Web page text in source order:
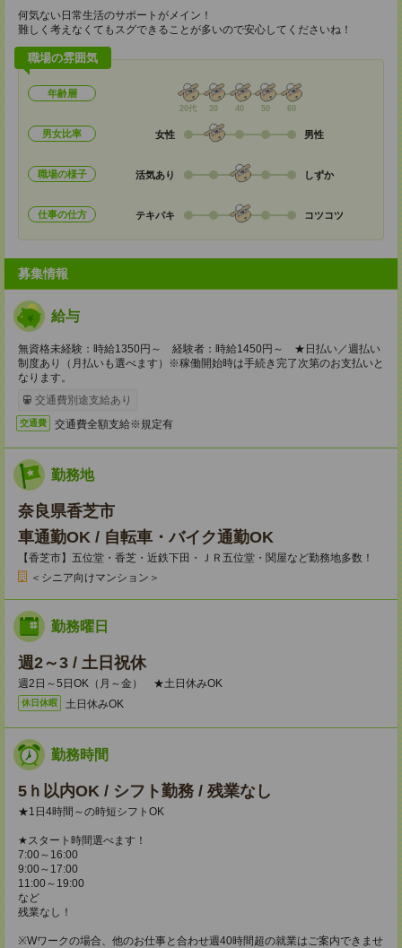
何気ない日常生活のサポートがメイン！
難しく考えなくてもスグできることが多いので安心してくださいね！
職場の雰囲気
年齢層
20代 30 40 50 60
男女比率 女性 男性
職場の様子 活気あり しずか
仕事の仕方 テキパキ コツコツ
募集情報
給与
無資格未経験：時給1350円～ 経験者：時給1450円～ ★日払い／週払い
制度あり（月払いも選べます）※稼働開始時は手続き完了次第のお支払いと
なります。
交通費別途支給あり
交通費 交通費全額支給※規定有
勤務地
奈良県香芝市
車通勤OK / 自転車・バイク通勤OK
【香芝市】五位堂・香芝・近鉄下田・ＪＲ五位堂・関屋など勤務地多数！
＜シニア向けマンション＞
勤務曜日
週2～3 / 土日祝休
週2日～5日OK（月～金） ★土日休みOK
休日休暇 土日休みOK
勤務時間
5ｈ以内OK / シフト勤務 / 残業なし
★1日4時間～の時短シフトOK
★スタート時間選べます！
7:00～16:00
9:00～17:00
11:00～19:00
など
残業なし！
※Wワークの場合、他のお仕事と合わせ週40時間超の就業はご案内できませ